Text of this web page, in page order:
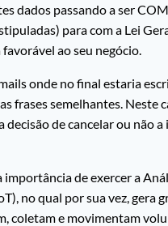
dados passando a ser
para com a Lei
ao seu negócio.
onde no final estaria
frases semelhantes. Neste
de cancelar ou não
de exercer a
no qual por sua vez, gera
coletam e movimentam